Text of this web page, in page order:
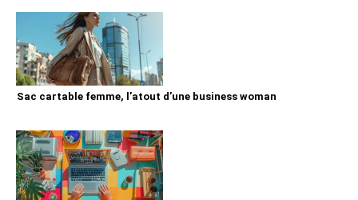
Sac cartable femme, l’atout d’une business woman